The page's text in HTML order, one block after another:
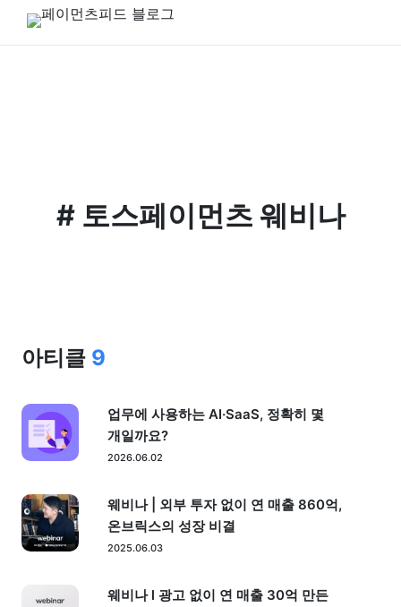
# 토스페이먼츠 웨비나
아티클 9
업무에 사용하는 AI·SaaS, 정확히 몇
개일까요?
2026.06.02
웨비나 | 외부 투자 없이 연 매출 860억,
온브릭스의 성장 비결
2025.06.03
웨비나 l 광고 없이 연 매출 30억 만든